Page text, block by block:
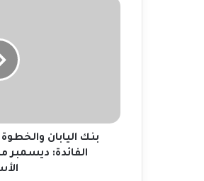
ب
ا
بنك اليابان
الفائدة: ديسمبر